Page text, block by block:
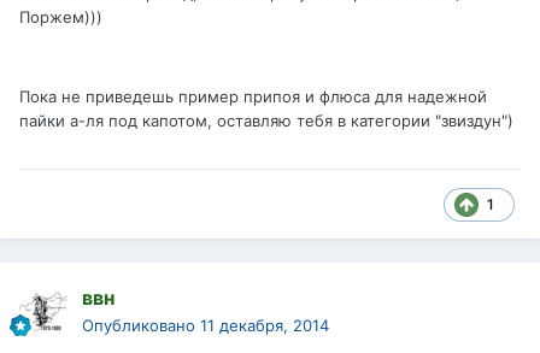
Поржем)))
Пока не приведешь пример припоя и флюса для надежной
пайки а-ля под капотом, оставляю тебя в категории "звиздун")
1
ввн
Опубликовано 11 декабря, 2014